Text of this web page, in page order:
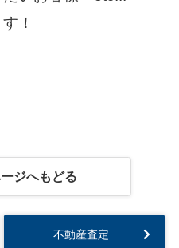
！
ジへもどる
不動産査定